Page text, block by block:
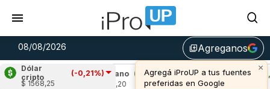
08/08/2026 library_addAgreganos
×
Agregá iProUP a tus fuentes
preferidas en Google
Dólar
cripto
(-0,21%)
$ 1568,25
Cardano (0,96%)
Avalanche
u$s 6,56